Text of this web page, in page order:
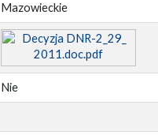
Mazowieckie
Nie